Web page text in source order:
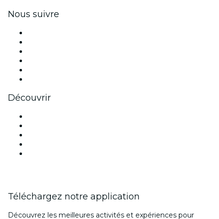
Nous suivre
Découvrir
Téléchargez notre application
Découvrez les meilleures activités et expériences pour